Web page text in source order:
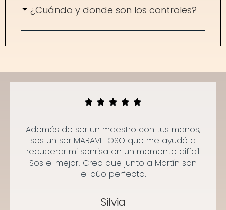
¿Cuándo y donde son los controles?
Además de ser un maestro con tus manos,
sos un ser MARAVILLOSO que me ayudó a
recuperar mi sonrisa en un momento difícil.
Sos el mejor! Creo que junto a Martín son
el dúo perfecto.
Silvia